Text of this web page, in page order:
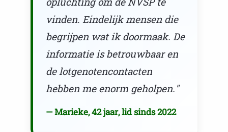
vinden. Eindelijk mensen die
begrijpen wat ik doormaak. De
informatie is betrouwbaar en
de lotgenotencontacten
hebben me enorm geholpen."
— Marieke, 42 jaar, lid sinds 2022